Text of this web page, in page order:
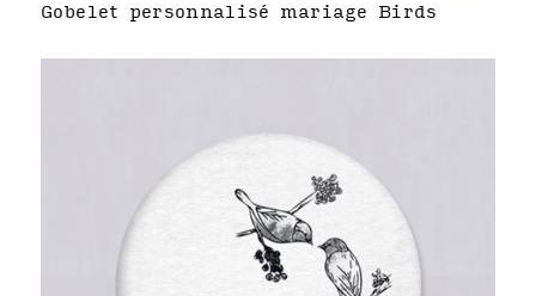
Gobelet personnalisé mariage Birds